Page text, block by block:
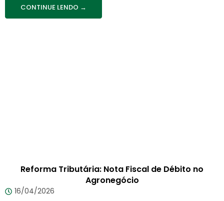
CONTINUE LENDO →
Reforma Tributária: Nota Fiscal de Débito no
Agronegócio
16/04/2026